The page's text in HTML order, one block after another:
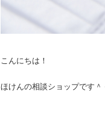
こんにちは！
ほけんの相談ショップです＾